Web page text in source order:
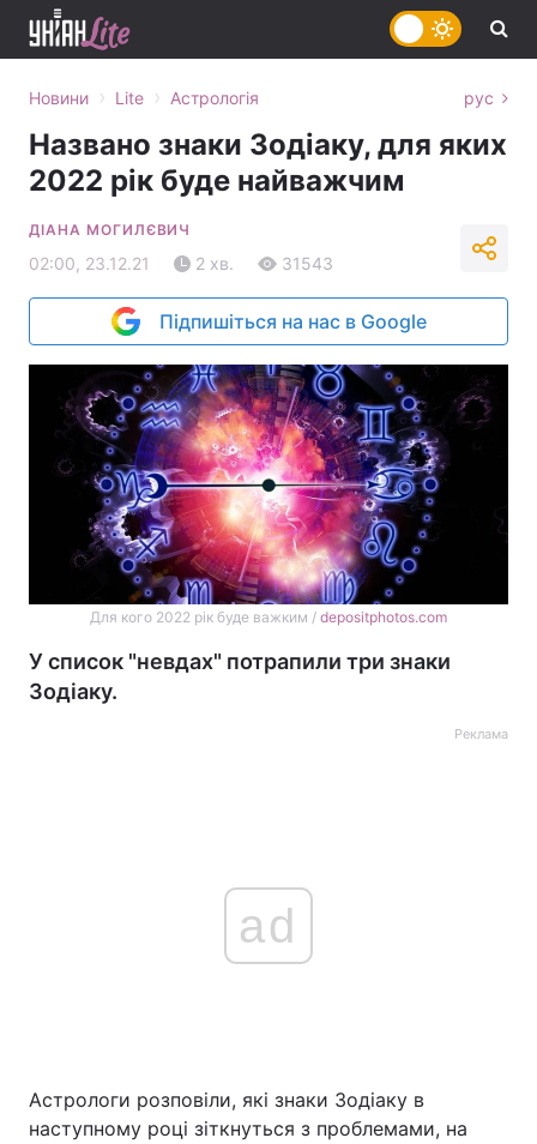
Новини › Lite › Астрологія рус
Названо знаки Зодіаку, для яких
2022 рік буде найважчим
ДІАНА МОГИЛЄВИЧ
02:00, 23.12.21 2 хв. 31543
Підпишіться на нас в Google
Для кого 2022 рік буде важким / depositphotos.com
У список "невдах" потрапили три знаки
Зодіаку.
Реклама
ad
Астрологи розповіли, які знаки Зодіаку в
наступному році зіткнуться з проблемами, на